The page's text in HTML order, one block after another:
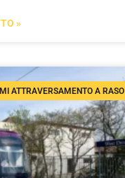
»
ATTRAVERSAMENTO A RASO